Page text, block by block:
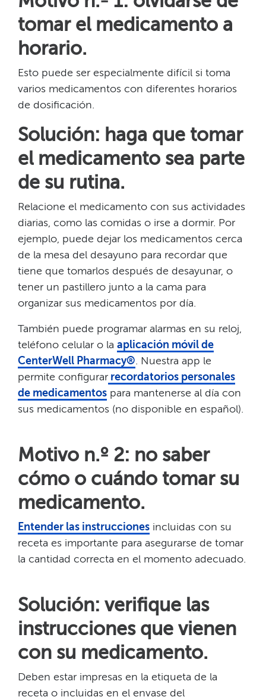
tomar el medicamento a
horario.​​
Esto puede ser especialmente difícil si toma
varios medicamentos con diferentes horarios
de dosificación.​​
Solución: haga que tomar
el medicamento sea parte
de su rutina.​​
Relacione el medicamento con sus actividades
diarias, como las comidas o irse a dormir. Por
ejemplo, puede dejar los medicamentos cerca
de la mesa del desayuno para recordar que
tiene que tomarlos después de desayunar, o
tener un pastillero junto a la cama para
organizar sus medicamentos por día.​​
También puede programar alarmas en su reloj,
teléfono celular o la aplicación móvil de
CenterWell Pharmacy® . Nuestra app le
permite configurar recordatorios personales
de medicamentos para mantenerse al día con
sus medicamentos (no disponible en español).​​
Motivo n.º 2: no saber
cómo o cuándo tomar su
medicamento.​​
Entender las instrucciones incluidas con su
receta es importante para asegurarse de tomar
la cantidad correcta en el momento adecuado.​​
Solución: verifique las
instrucciones que vienen
con su medicamento.​​
Deben estar impresas en la etiqueta de la
receta o incluidas en el envase del